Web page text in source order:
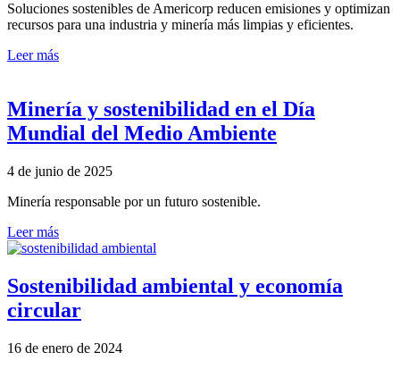
Soluciones sostenibles de Americorp reducen emisiones y optimizan
recursos para una industria y minería más limpias y eficientes.
Leer más
Minería y sostenibilidad en el Día
Mundial del Medio Ambiente
4 de junio de 2025
Minería responsable por un futuro sostenible.
Leer más
Sostenibilidad ambiental y economía
circular
16 de enero de 2024